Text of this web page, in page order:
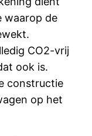
waarop de
CO2-vrij
ook is.
constructie
op het